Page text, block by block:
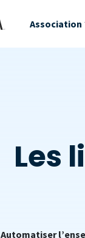
Association
Les
Automatiser